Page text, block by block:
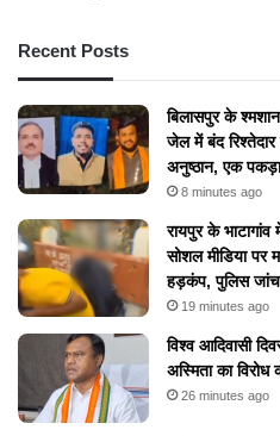
Recent Posts
बिलासपुर के
जेल में बंद
अनुष्ठान, एक
8 minutes ago
रायपुर के
सोशल मीडिया पर
हड़कंप, पुलिस
19 minutes ago
विश्व आदिवासी
अस्मिता का
26 minutes ago